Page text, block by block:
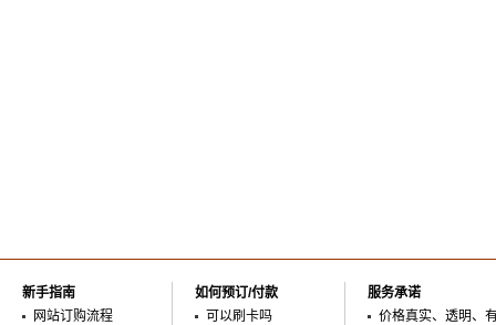
新手指南
网站订购流程
如何预订/付款
可以刷卡吗
服务承诺
价格真实、透明、